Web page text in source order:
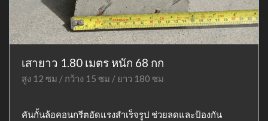
เสายาว 1.80 เมตร หนัก 68 กก
สูง 12 ซม / กว้าง 15 ซม / ยาว 180 ซม
คันกั้นล้อคอนกรีตอัดแรงสำเร็จรูป ช่วยลดและป้องกัน